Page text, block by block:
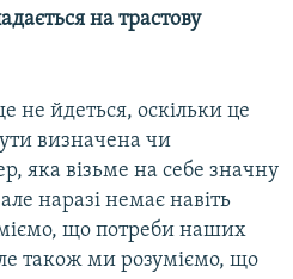
на трастову
не йдеться, оскільки це
визначена чи
яка візьме на себе значну
наразі немає навіть
що потреби наших
також ми розуміємо, що